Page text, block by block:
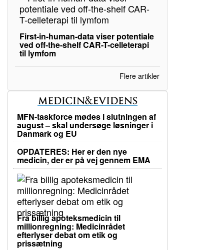
First-in-human-data viser potentiale
ved off-the-shelf CAR-T-celleterapi
til lymfom
Flere artikler
MFN-taskforce mødes i slutningen af
august – skal undersøge løsninger i
Danmark og EU
OPDATERES: Her er den nye
medicin, der er på vej gennem EMA
Fra billig apoteksmedicin til
millionregning: Medicinrådet
efterlyser debat om etik og
prissætning